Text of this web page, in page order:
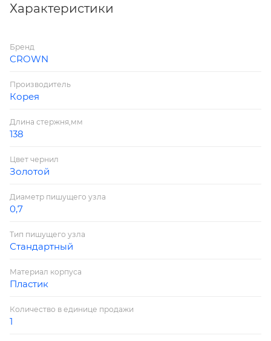
Характеристики
Бренд
CROWN
Производитель
Корея
Длина стержня,мм
138
Цвет чернил
Золотой
Диаметр пишущего узла
0,7
Тип пишущего узла
Стандартный
Материал корпуса
Пластик
Количество в единице продажи
1